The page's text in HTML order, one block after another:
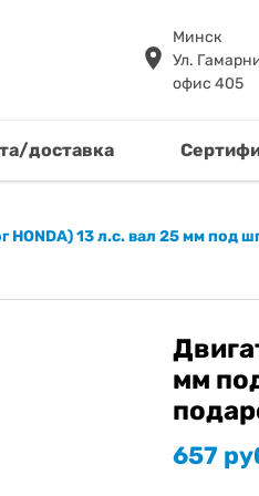
Минск
Ул.
офис 405
доставка
HONDA) 13 л.с. вал 25 мм под
мм
657